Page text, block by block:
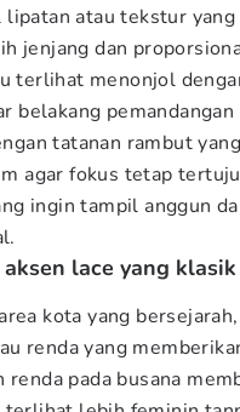
atau tekstur yang
jenjang dan
terlihat menonjol
belakang pemandangan
tatanan rambut
agar fokus tetap
ingin tampil anggun
lace yang klasik
kota yang
renda yang
renda pada busana